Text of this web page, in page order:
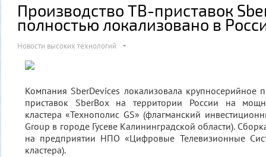
Производство ТВ-приставок
полностью локализовано в
Новости высоких технологий
Компания SberDevices локализовала крупносерийное
приставок SberBox на территории России на
кластера «Технополис GS» (флагманский
Group в городе Гусеве Калининградской области).
на предприятии НПО «Цифровые Телевизионные
кластера).